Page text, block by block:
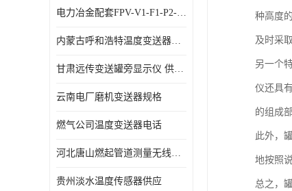
电力冶金配套FPV-V1-F1-P2-03电压变送器
内蒙古呼和浩特温度变送器配套罐旁显示仪供应 性能稳定
甘肃远传变送罐旁显示仪 供应及时
云南电厂磨机变送器规格
燃气公司温度变送器电话
河北唐山燃起管道测量无线压力变送器型号 性能稳定
贵州淡水温度传感器供应
种高度
及时采
另一个
仪还具
的组成部
此外，
地按照
总之，